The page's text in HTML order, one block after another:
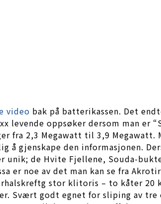
video bak på batterikassen. Det
oppsøker dersom man er
fra 2,3 Megawatt til 3,9 Megawatt.
å gjenskape den informasjonen.
de Hvite Fjellene, Souda-
er noe av det man kan se fra
stor klitoris – to kåter
Svært godt egnet for sliping av tre